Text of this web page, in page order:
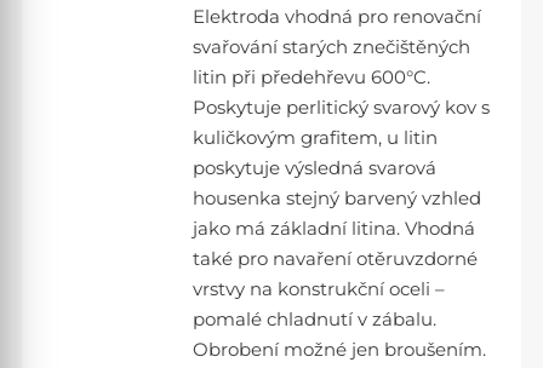
Elektroda vhodná pro renovační
svařování starých znečištěných
litin při předehřevu 600°C.
Poskytuje perlitický svarový kov s
kuličkovým grafitem, u litin
poskytuje výsledná svarová
housenka stejný barvený vzhled
jako má základní litina. Vhodná
také pro navaření otěruvzdorné
vrstvy na konstrukční oceli –
pomalé chladnutí v zábalu.
Obrobení možné jen broušením.